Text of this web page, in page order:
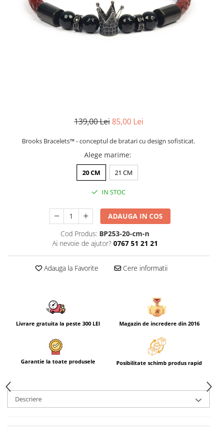
CERCEI
CEASURI DAMA
139,00 Lei 85,00 Lei
Brooks Bracelets™ - conceptul de bratari cu design sofisticat.
Alege marime:
20 CM 21 CM
IN STOC
ADAUGA IN COS
Cod Produs: BP253-20-cm-n
Ai nevoie de ajutor? 0767 51 21 21
Adauga la Favorite Cere informatii
Livrare gratuita la peste 300 LEI Magazin de incredere din 2016
Garantie la toate produsele Posibilitate schimb produs rapid
Descriere